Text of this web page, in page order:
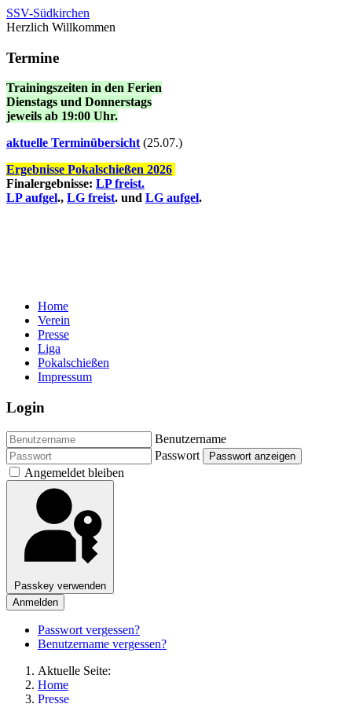
SSV-Südkirchen
Herzlich Willkommen
Termine
Trainingszeiten in den Ferien
Dienstags und Donnerstags
jeweils ab 19:00 Uhr.
aktuelle Terminübersicht(25.07.)
Ergebnisse Pokalschießen 2026
Finalergebnisse: LP freist.
LP aufgel., LG freist. und LG aufgel.
Home
Verein
Presse
Liga
Pokalschießen
Impressum
Login
Benutzername
Passwort
Passwort anzeigen
Angemeldet bleiben
Passkey verwenden
Anmelden
Passwort vergessen?
Benutzername vergessen?
Aktuelle Seite:
Home
Presse